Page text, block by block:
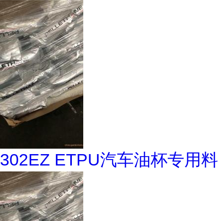
302EZ ETPU汽车油杯专用料